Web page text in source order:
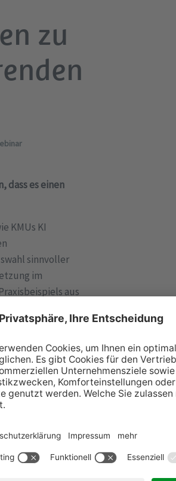
zu
dass es einen
KMUs KI
sinnvoller
im
aus
wie aus ersten
Abläufe
aus allen
einsetzen oder
der